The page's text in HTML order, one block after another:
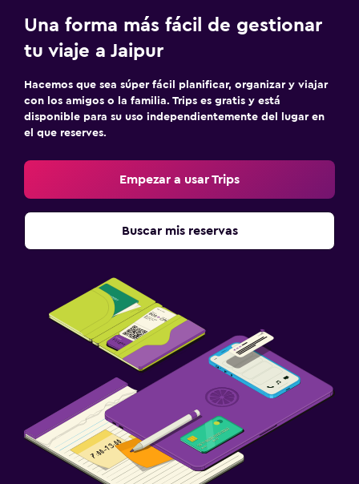
Una forma más fácil de gestionar
tu viaje a Jaipur
Hacemos que sea súper fácil planificar, organizar y viajar
con los amigos o la familia. Trips es gratis y está
disponible para su uso independientemente del lugar en
el que reserves.
Empezar a usar Trips
Buscar mis reservas